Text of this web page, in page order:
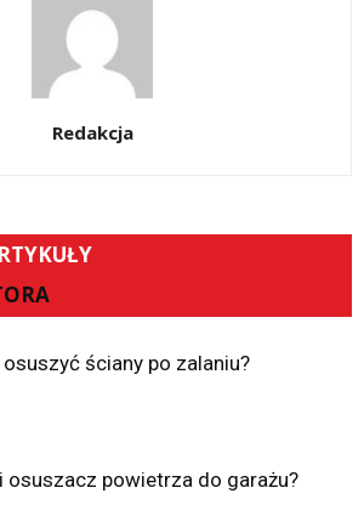
Redakcja
ściany po zalaniu?
osuszacz powietrza do garażu?